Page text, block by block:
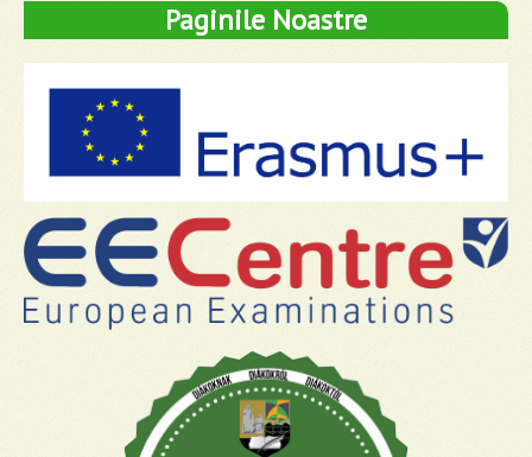
Paginile Noastre